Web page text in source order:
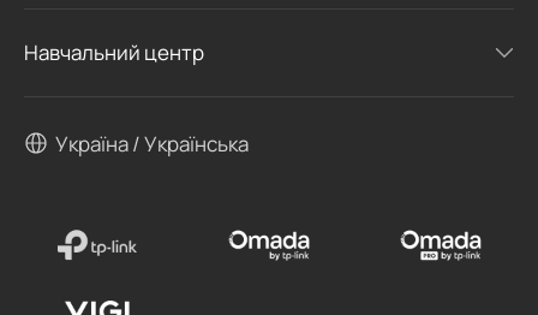
Навчальний центр
Україна / Українська